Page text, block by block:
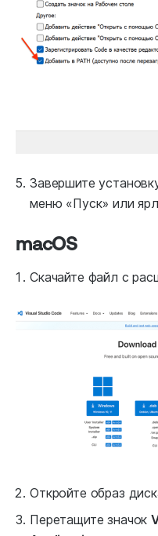
Завершите
меню «Пуск» или
macOS
Скачайте файл с
Откройте образ
Перетащите значок